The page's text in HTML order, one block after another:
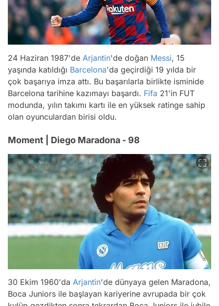
24 Haziran 1987'de Arjantin'de doğan Messi, 15
yaşında katıldığı Barcelona'da geçirdiği 19 yılda bir
çok başarıya imza attı. Bu başarılarla birlikte isminide
Barcelona tarihine kazımayı başardı. Fifa 21'in FUT
modunda, yılın takımı kartı ile en yüksek ratinge sahip
olan oyunculardan birisi oldu.
Moment | Diego Maradona - 98
30 Ekim 1960'da Arjantin'de dünyaya gelen Maradona,
Boca Juniors ile başlayan kariyerine avrupada bir çok